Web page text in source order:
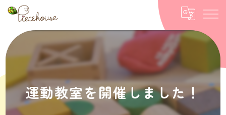
運動教室を開催しました！